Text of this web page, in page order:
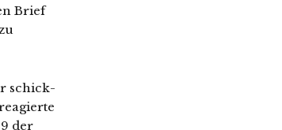
Brief
schick­
der